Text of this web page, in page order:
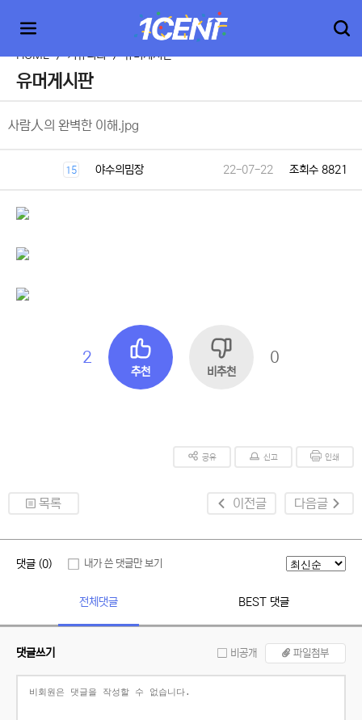
HOME > 커뮤니티 > 유머게시판
유머게시판
사람人의 완벽한 이해.jpg
15 야수의밈장 22-07-22 조회수 8821
2
추천 비추천
0
공유 신고 인쇄
목록 이전글 다음글
댓글 (0) 내가 쓴 댓글만 보기
전체댓글 BEST 댓글
댓글쓰기 비공개 파일첨부